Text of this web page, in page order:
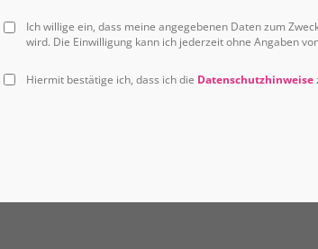
Ich willige ein, dass meine angegebenen Daten zum
wird. Die Einwilligung kann ich jederzeit ohne Angaben
Hiermit bestätige ich, dass ich die Datenschutzhinweise